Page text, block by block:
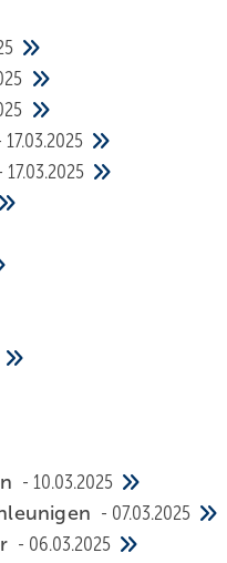
17.03.2025
17.03.2025
10.03.2025
07.03.2025
06.03.2025